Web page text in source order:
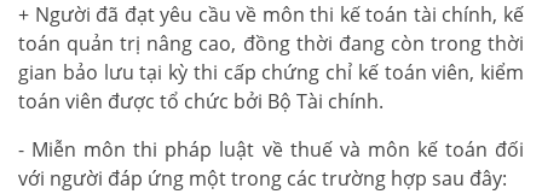
+ Người đã đạt yêu cầu về môn thi kế toán tài chính, kế
toán quản trị nâng cao, đồng thời đang còn trong thời
gian bảo lưu tại kỳ thi cấp chứng chỉ kế toán viên, kiểm
toán viên được tổ chức bởi Bộ Tài chính.
- Miễn môn thi pháp luật về thuế và môn kế toán đối
với người đáp ứng một trong các trường hợp sau đây: